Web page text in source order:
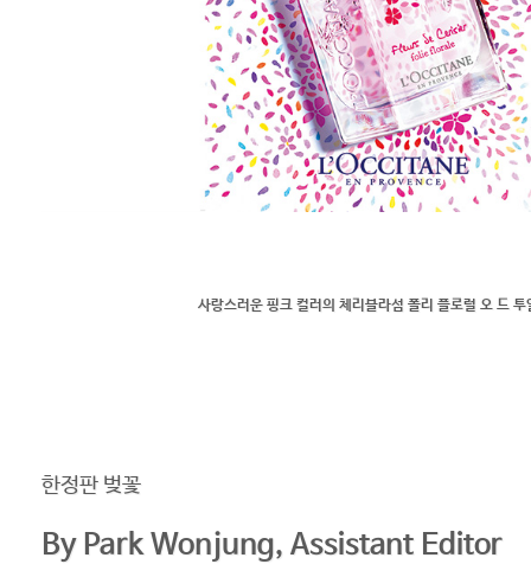
사랑스러운 핑크 컬러의 체리블라섬 폴리 플로럴 오 드
한정판 벚꽃
By Park Wonjung, Assistant Editor